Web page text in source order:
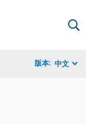
版本: 中文